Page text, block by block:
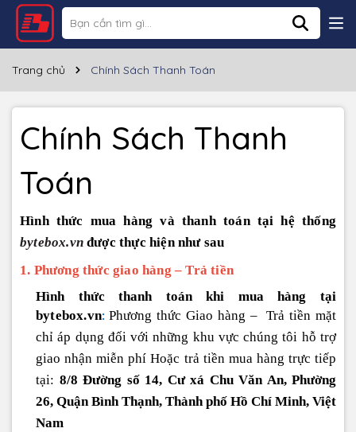
Trang chủ Chính Sách Thanh Toán
Chính Sách Thanh
Toán
Hình thức mua hàng và thanh toán tại hệ thống
bytebox.vn được thực hiện như sau
1. Phương thức giao hàng – Trả tiền
Hình thức thanh toán khi mua hàng tại
bytebox.vn:Phương thức Giao hàng – Trả tiền mặt
chỉ áp dụng đối với những khu vực chúng tôi hỗ trợ
giao nhận miễn phí Hoặc trả tiền mua hàng trực tiếp
tại: 8/8 Đường số 14, Cư xá Chu Văn An, Phường
26, Quận Bình Thạnh, Thành phố Hồ Chí Minh, Việt
Nam